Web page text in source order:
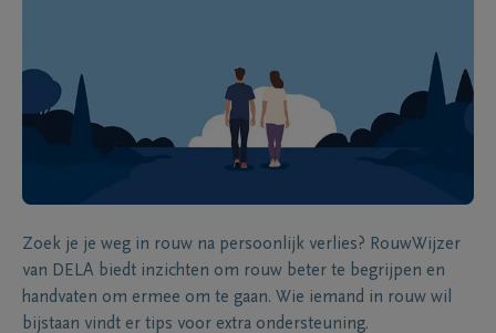
Zoek je je weg in rouw na persoonlijk verlies? RouwWijzer
van DELA biedt inzichten om rouw beter te begrijpen en
handvaten om ermee om te gaan. Wie iemand in rouw wil
bijstaan vindt er tips voor extra ondersteuning.